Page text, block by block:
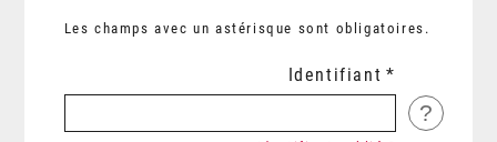
Les champs avec un astérisque sont obligatoires.
Identifiant
?